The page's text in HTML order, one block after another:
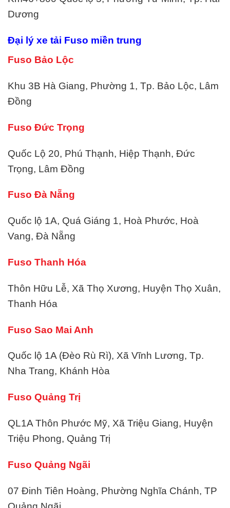
Dương
Đại lý xe tải Fuso miền trung
Fuso Bảo Lộc
Khu 3B Hà Giang, Phường 1, Tp. Bảo Lộc, Lâm
Đồng
Fuso Đức Trọng
Quốc Lộ 20, Phú Thạnh, Hiệp Thạnh, Đức
Trọng, Lâm Đồng
Fuso Đà Nẵng
Quốc lộ 1A, Quá Giáng 1, Hoà Phước, Hoà
Vang, Đà Nẵng
Fuso Thanh Hóa
Thôn Hữu Lễ, Xã Thọ Xương, Huyện Thọ Xuân,
Thanh Hóa
Fuso Sao Mai Anh
Quốc lộ 1A (Đèo Rù Rì), Xã Vĩnh Lương, Tp.
Nha Trang, Khánh Hòa
Fuso Quảng Trị
QL1A Thôn Phước Mỹ, Xã Triệu Giang, Huyện
Triệu Phong, Quảng Trị
Fuso Quảng Ngãi
07 Đinh Tiên Hoàng, Phường Nghĩa Chánh, TP